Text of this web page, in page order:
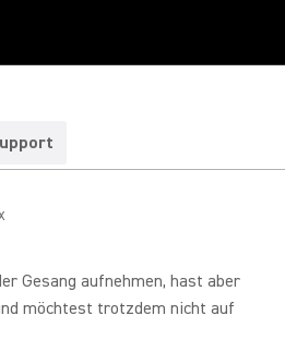
Gesang aufnehmen, hast aber
möchtest trotzdem nicht auf